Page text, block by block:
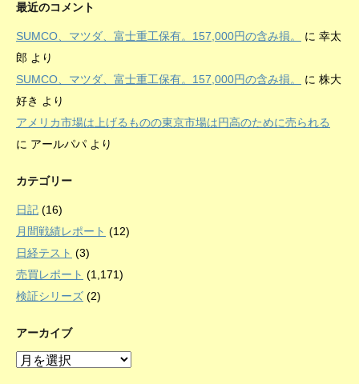
最近のコメント
SUMCO、マツダ、富士重工保有。157,000円の含み損。 に 幸太
郎 より
SUMCO、マツダ、富士重工保有。157,000円の含み損。
に 株大
好き より
アメリカ市場は上げるものの東京市場は円高のために売られる
に アールパパ より
カテゴリー
日記 (16)
月間戦績レポート (12)
日経テスト (3)
売買レポート (1,171)
検証シリーズ (2)
アーカイブ
ア